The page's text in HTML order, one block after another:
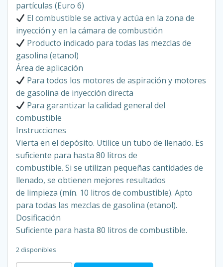
partículas (Euro 6)
El combustible se activa y actúa en la zona de
inyección y en la cámara de combustión
Producto indicado para todas las mezclas de
gasolina (etanol)
Área de aplicación
Para todos los motores de aspiración y motores
de gasolina de inyección directa
Para garantizar la calidad general del
combustible
Instrucciones
Vierta en el depósito. Utilice un tubo de llenado. Es
suficiente para hasta 80 litros de
combustible. Si se utilizan pequeñas cantidades de
llenado, se obtienen mejores resultados
de limpieza (mín. 10 litros de combustible). Apto
para todas las mezclas de gasolina (etanol).
Dosificación
Suficiente para hasta 80 litros de combustible.
2 disponibles